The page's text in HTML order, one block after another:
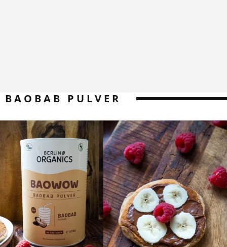
BAOBAB PULVER